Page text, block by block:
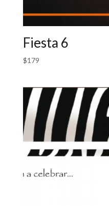
Fiesta 6
$179